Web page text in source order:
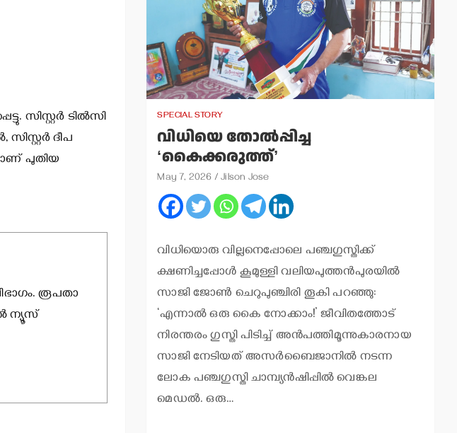
സിസ്റ്റര്‍ ടില്‍സി
ദീപ
പുതിയ
രൂപതാ
ന്യൂസ്
SPECIAL STORY
വിധിയെ തോല്‍പ്പിച്ച
‘കൈക്കരുത്ത്’
May 7, 2026 Jilson Jose
വിധിയൊരു വില്ലനെപ്പോലെ പഞ്ചഗുസ്തിക്ക്
ക്ഷണിച്ചപ്പോള്‍ കൂമുള്ളി വലിയപുത്തന്‍പുരയില്‍
സാജി ജോണ്‍ ചെറുപുഞ്ചിരി തൂകി പറഞ്ഞു:
‘എന്നാല്‍ ഒരു കൈ നോക്കാം!’ ജീവിതത്തോട്
നിരന്തരം ഗുസ്തി പിടിച്ച് അന്‍പത്തിമൂന്നുകാരനായ
സാജി നേടിയത് അസര്‍ബൈജാനില്‍ നടന്ന
ലോക പഞ്ചഗുസ്തി ചാമ്പ്യന്‍ഷിപ്പില്‍ വെങ്കല
മെഡല്‍. ഒരു…